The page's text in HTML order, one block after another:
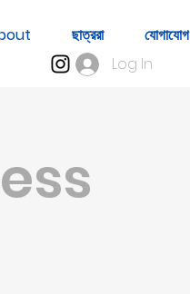
ছাত্ররা যোগাযোগ
Log In